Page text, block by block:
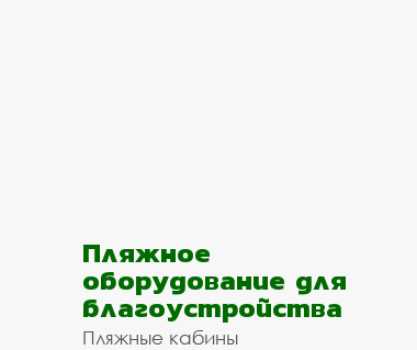
Пляжное
оборудование для
благоустройства
Пляжные кабины